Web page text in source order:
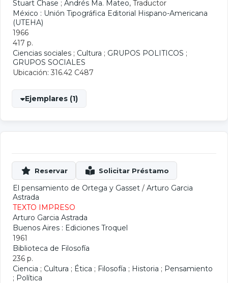
Stuart Chase ; Andrés Ma. Mateo, Traductor
México : Unión Tipográfica Editorial Hispano-Americana
(UTEHA)
1966
417 p.
Ciencias sociales ; Cultura ; GRUPOS POLITICOS ;
GRUPOS SOCIALES
Ubicación: 316.42 C487
Ejemplares (1)
El pensamiento de Ortega y Gasset / Arturo Garcia
Astrada
TEXTO IMPRESO
Arturo Garcia Astrada
Buenos Aires : Ediciones Troquel
1961
Biblioteca de Filosofía
236 p.
Ciencia ; Cultura ; Ética ; Filosofía ; Historia ; Pensamiento
; Política